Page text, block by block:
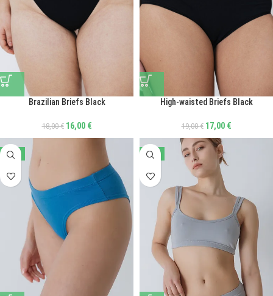
Brazilian Briefs Black
18,00€ 16,00 €
High-waisted Briefs Black
19,00€ 17,00 €
-47% -47%